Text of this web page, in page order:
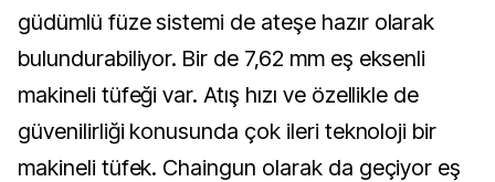
güdümlü füze sistemi de ateşe hazır olarak
bulundurabiliyor. Bir de 7,62 mm eş eksenli
makineli tüfeği var. Atış hızı ve özellikle de
güvenilirliği konusunda çok ileri teknoloji bir
makineli tüfek. Chaingun olarak da geçiyor eş